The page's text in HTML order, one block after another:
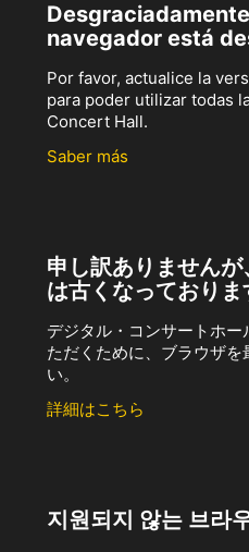
navegador está
Por favor, actualice la
para poder utilizar todas
Concert Hall.
Saber más
申し訳ありません
は古くなっておりま
デジタル・コンサートホ
ただくために、ブラウザを
い。
詳細はこちら
지원되지 않는 브라